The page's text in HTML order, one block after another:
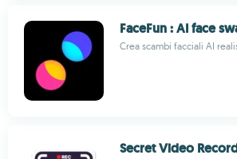
FaceFun : AI face
Crea scambi facciali AI
Secret Video